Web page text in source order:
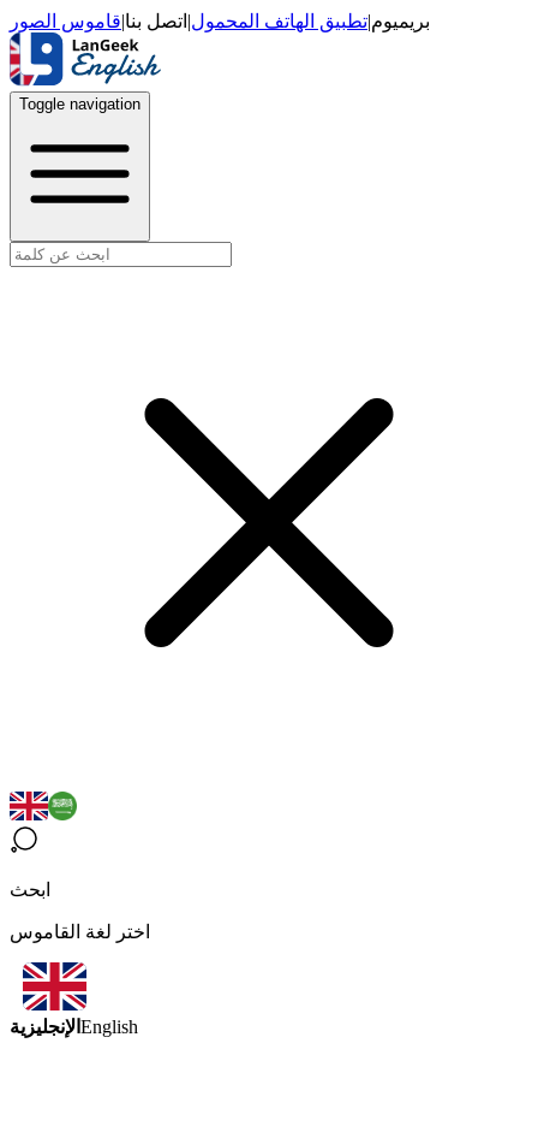
بريميوم|تطبيق الهاتف المحمول| اتصل بنا|قاموس الصور
Toggle navigation
ابحث
اختر لغة القاموس
الإنجليزية English